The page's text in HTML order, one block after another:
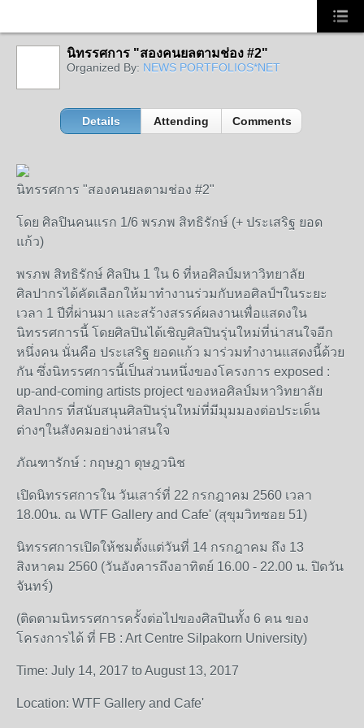
นิทรรศการ "สองคนยลตามช่อง #2"
Organized By: NEWS PORTFOLIOS*NET
Details Attending Comments
นิทรรศการ "สองคนยลตามช่อง #2"
โดย ศิลปินคนแรก 1/6 พรภพ สิทธิรักษ์ (+ ประเสริฐ ยอด
แก้ว)
พรภพ สิทธิรักษ์ ศิลปิน 1 ใน 6 ที่หอศิลป์มหาวิทยาลัย
ศิลปากรได้คัดเลือกให้มาทำงานร่วมกับหอศิลป์ฯในระยะ
เวลา 1 ปีที่ผ่านมา และสร้างสรรค์ผลงานเพื่อแสดงใน
นิทรรศการนี้ โดยศิลปินได้เชิญศิลปินรุ่นใหม่ที่น่าสนใจอีก
หนึ่งคน นั่นคือ ประเสริฐ ยอดแก้ว มาร่วมทำงานแสดงนี้ด้วย
กัน ซึ่งนิทรรศการนี้เป็นส่วนหนึ่งของโครงการ exposed :
up-and-coming artists project ของหอศิลป์มหาวิทยาลัย
ศิลปากร ที่สนับสนุนศิลปินรุ่นใหม่ที่มีมุมมองต่อประเด็น
ต่างๆในสังคมอย่างน่าสนใจ
ภัณฑารักษ์ : กฤษฎา ดุษฎวนิช
เปิดนิทรรศการใน วันเสาร์ที่ 22 กรกฎาคม 2560 เวลา
18.00น. ณ WTF Gallery and Cafe' (สุขุมวิทซอย 51)
นิทรรศการเปิดให้ชมตั้งแต่วันที่ 14 กรกฎาคม ถึง 13
สิงหาคม 2560 (วันอังคารถึงอาทิตย์ 16.00 - 22.00 น. ปิดวัน
จันทร์)
(ติดตามนิทรรศการครั้งต่อไปของศิลปินทั้ง 6 คน ของ
โครงการได้ ที่ FB : Art Centre Silpakorn University)
Time: July 14, 2017 to August 13, 2017
Location: WTF Gallery and Cafe'